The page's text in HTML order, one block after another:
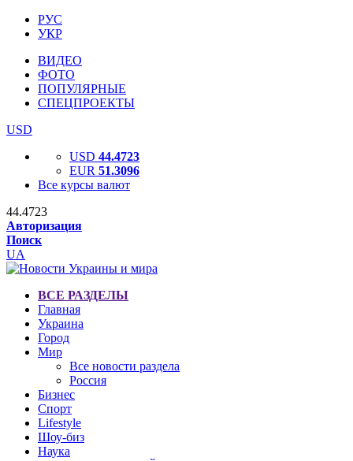
РУС
УКР
ВИДЕО
ФОТО
ПОПУЛЯРНЫЕ
СПЕЦПРОЕКТЫ
USD
USD 44.4723
EUR 51.3096
Все курсы валют
44.4723
Авторизация
Поиск
UA
ВСЕ РАЗДЕЛЫ
Главная
Украина
Город
Мир
Все новости раздела
Россия
Бизнес
Спорт
Lifestyle
Шоу-биз
Наука